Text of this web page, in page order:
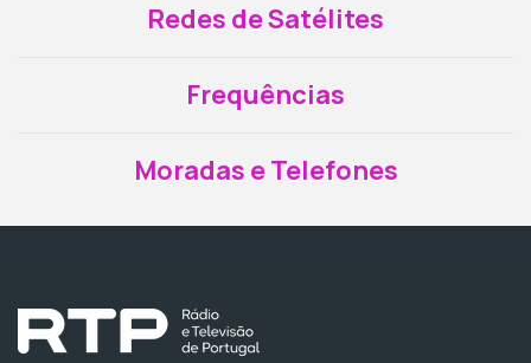
Redes de Satélites
Frequências
Moradas e Telefones